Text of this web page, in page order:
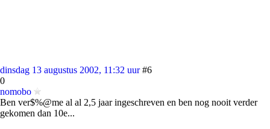
dinsdag 13 augustus 2002, 11:32 uur #6
0
nomobo
Ben ver$%@me al al 2,5 jaar ingeschreven en ben nog nooit verder
gekomen dan 10e...